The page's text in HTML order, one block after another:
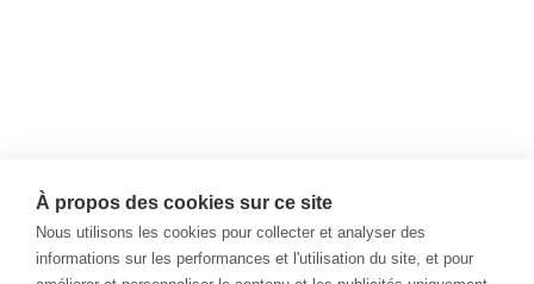
À propos des cookies sur ce site
Nous utilisons les cookies pour collecter et analyser des
informations sur les performances et l'utilisation du site, et pour